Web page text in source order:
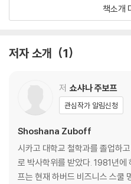
로 추출해 은밀하게 상업적 행위의
되는 새로운 자본주의 체제. 쇼샤나
끝나지 않는다. 기하급수적으로 축
을 수집, 분석, 범주화, 예측해 상업
제공하는 것만을 소비하는 맞춤 고
는 감시 자본주의 사이클의 ‘예측
검색하던 주체에서 검색 대상이 돼
이 아니라 수집 당하고 분석 당하는
책소개
저자 소개 1
저 쇼샤나 주보프
관심작가 알림신청
Shoshana Zuboff
시카고 대학교 철학과를 졸업하
로 박사학위를 받았다. 1981년에
프는 현재 하버드 비즈니스 스쿨